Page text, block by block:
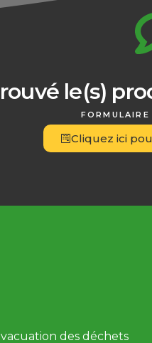
le(s)
Cliquez ici
des déchets